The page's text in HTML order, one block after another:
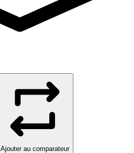
Ajouter au comparateur